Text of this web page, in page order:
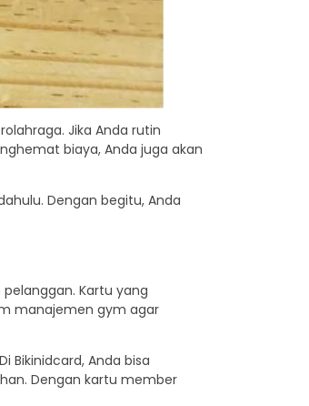
Jika Anda rutin
biaya, Anda juga akan
Dengan begitu, Anda
Kartu yang
manajemen gym agar
Bikinidcard, Anda bisa
Dengan kartu member